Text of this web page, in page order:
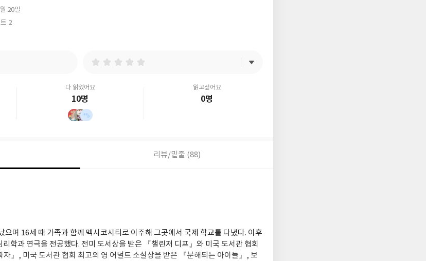
20일
2
다 읽었어요
10명
읽고싶어요
0명
리뷰/밑줄 (88)
으며 16세 때 가족과 함께 멕시코시티로 이주해 그곳에서 국제 학교를 다녔다. 이후
학과 연극을 전공했다. 전미 도서상을 받은 『챌린저 디프』와 미국 도서관 협회
자』, 미국 도서관 협회 최고의 영 어덜트 소설상을 받은 『분해되는 아이들』, 보